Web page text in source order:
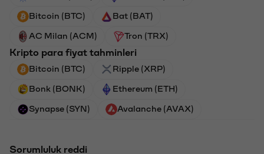
Bitcoin (BTC) Bat (BAT)
AC Milan (ACM) Tron (TRX)
Kripto para fiyat tahminleri
Bitcoin (BTC) Ripple (XRP)
Bonk (BONK) Ethereum (ETH)
Synapse (SYN) Avalanche (AVAX)
Sorumluluk reddi